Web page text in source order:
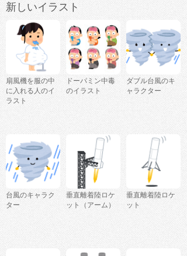
新しいイラスト
扇風機を服の中
に入れる人のイ
ラスト
ドーパミン中毒
のイラスト
ダブル台風のキ
ャラクター
台風のキャラク
ター
垂直離着陸ロケ
ット（アーム）
垂直離着陸ロケ
ット